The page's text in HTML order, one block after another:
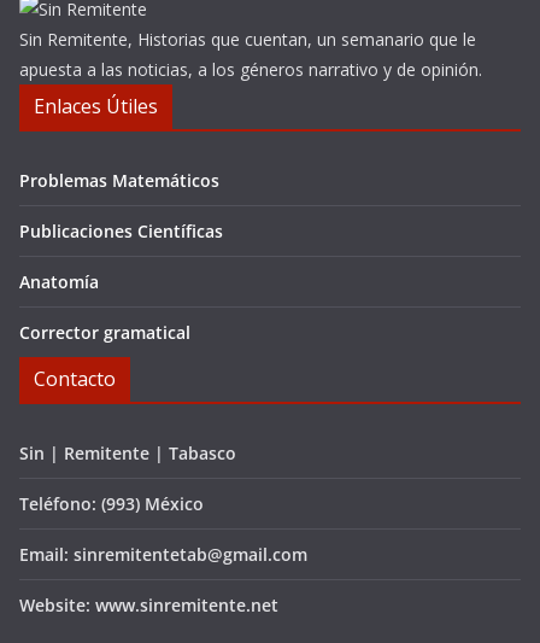
Sin Remitente, Historias que cuentan, un semanario que le
apuesta a las noticias, a los géneros narrativo y de opinión.
Enlaces Útiles
Problemas Matemáticos
Publicaciones Científicas
Anatomía
Corrector gramatical
Contacto
Sin | Remitente | Tabasco
Teléfono: (993) México
Email: sinremitentetab@gmail.com
Website: www.sinremitente.net